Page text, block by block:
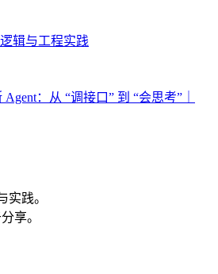
辑与工程实践
：从 “调接口” 到 “会思考”｜
实践。
享。